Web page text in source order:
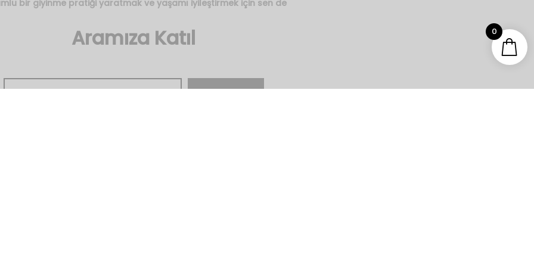
0
bir giyinme pratiği yaratmak ve yaşamı iyileştirmek için sen de
Aramıza Katıl